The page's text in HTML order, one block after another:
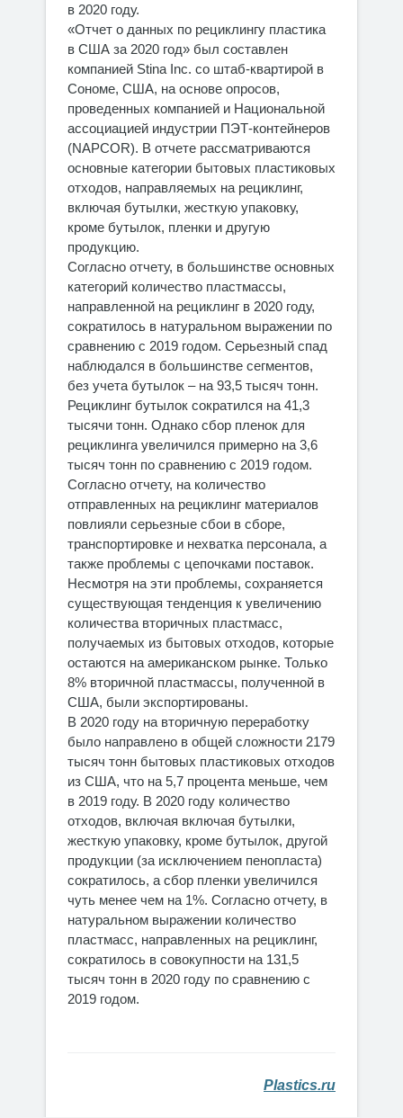
в 2020 году.
«Отчет о данных по рециклингу пластика
в США за 2020 год» был составлен
компанией Stina Inc. со штаб-квартирой в
Сономе, США, на основе опросов,
проведенных компанией и Национальной
ассоциацией индустрии ПЭТ-контейнеров
(NAPCOR). В отчете рассматриваются
основные категории бытовых пластиковых
отходов, направляемых на рециклинг,
включая бутылки, жесткую упаковку,
кроме бутылок, пленки и другую
продукцию.
Согласно отчету, в большинстве основных
категорий количество пластмассы,
направленной на рециклинг в 2020 году,
сократилось в натуральном выражении по
сравнению с 2019 годом. Серьезный спад
наблюдался в большинстве сегментов,
без учета бутылок – на 93,5 тысяч тонн.
Рециклинг бутылок сократился на 41,3
тысячи тонн. Однако сбор пленок для
рециклинга увеличился примерно на 3,6
тысяч тонн по сравнению с 2019 годом.
Согласно отчету, на количество
отправленных на рециклинг материалов
повлияли серьезные сбои в сборе,
транспортировке и нехватка персонала, а
также проблемы с цепочками поставок.
Несмотря на эти проблемы, сохраняется
существующая тенденция к увеличению
количества вторичных пластмасс,
получаемых из бытовых отходов, которые
остаются на американском рынке. Только
8% вторичной пластмассы, полученной в
США, были экспортированы.
В 2020 году на вторичную переработку
было направлено в общей сложности 2179
тысяч тонн бытовых пластиковых отходов
из США, что на 5,7 процента меньше, чем
в 2019 году. В 2020 году количество
отходов, включая включая бутылки,
жесткую упаковку, кроме бутылок, другой
продукции (за исключением пенопласта)
сократилось, а сбор пленки увеличился
чуть менее чем на 1%. Согласно отчету, в
натуральном выражении количество
пластмасс, направленных на рециклинг,
сократилось в совокупности на 131,5
тысяч тонн в 2020 году по сравнению с
2019 годом.
Plastics.ru